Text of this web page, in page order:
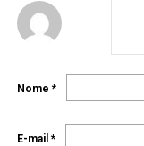
Nome *
E-mail *